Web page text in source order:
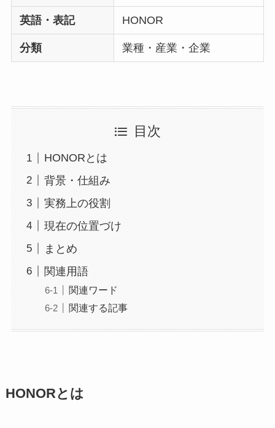
英語・表記 HONOR
分類 業種・産業・企業
目次
HONORとは
背景・仕組み
実務上の役割
現在の位置づけ
まとめ
関連用語
関連ワード
関連する記事
HONORとは